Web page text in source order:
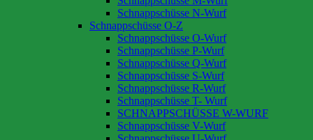
Schnappschüsse N-Wurf
Schnappschüsse O-Z
Schnappschüsse O-Wurf
Schnappschüsse P-Wurf
Schnappschüsse Q-Wurf
Schnappschüsse S-Wurf
Schnappschüsse R-Wurf
Schnappschüsse T- Wurf
SCHNAPPSCHÜSSE W-WURF
Schnappschüsse V-Wurf